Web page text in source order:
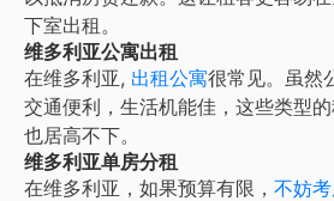
下室出租。
维多利亚公寓出租
在维多利亚, 出租公寓很常见。虽然
交通便利，生活机能佳，这些类型
也居高不下。
维多利亚单房分租
在维多利亚 ，如果预算有限， 不妨